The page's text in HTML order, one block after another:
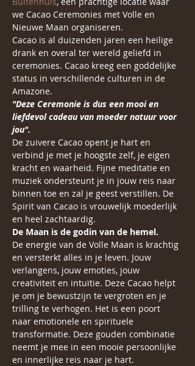
we Cacao Ceremonies met Volle en
Nieuwe Maan organiseren.
Cacao is al duizenden jaren een heilige
drank en overal ter wereld geliefd in
ceremonies. Cacao kreeg een goddelijke
status in verschillende culturen in de
Amazone.
"Deze Ceremonie is dus een mooi en
liefdevol cadeau van moeder natuur voor
jou".
De zuivere Cacao opent je hart en
verbind je met je hoogste zelf, je eigen
kracht en waarheid. Fijne meditatie en
muziek ondersteunt je in jouw reis naar
binnen toe en zal je geest verstillen. De
Spirit van Cacao is vrouwelijk moederlijk
en heel zachtaardig.
De Maan is de godin van de hemel.
De energie van de Volle Maan is krachtig
en versterkt alles in je leven. Jouw
verlangens, jouw emoties, jouw
creativiteit en intuïtie. Deze Cacao helpt
je om je bewustzijn te vergroten en je
trilling te verhogen. Het is een poort
naar emotionele en spirituele
transformatie. Deze gouden combinatie
neemt je mee in een mooie persoonlijke
en innerlijke reis naar je hart.